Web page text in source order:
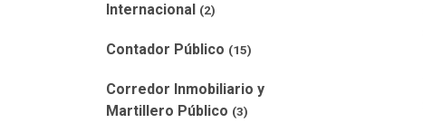
Internacional (2)
Contador Público (15)
Corredor Inmobiliario y
Martillero Público (3)